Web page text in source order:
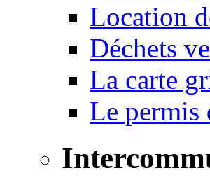
Location
Déchets
La carte
Le permis